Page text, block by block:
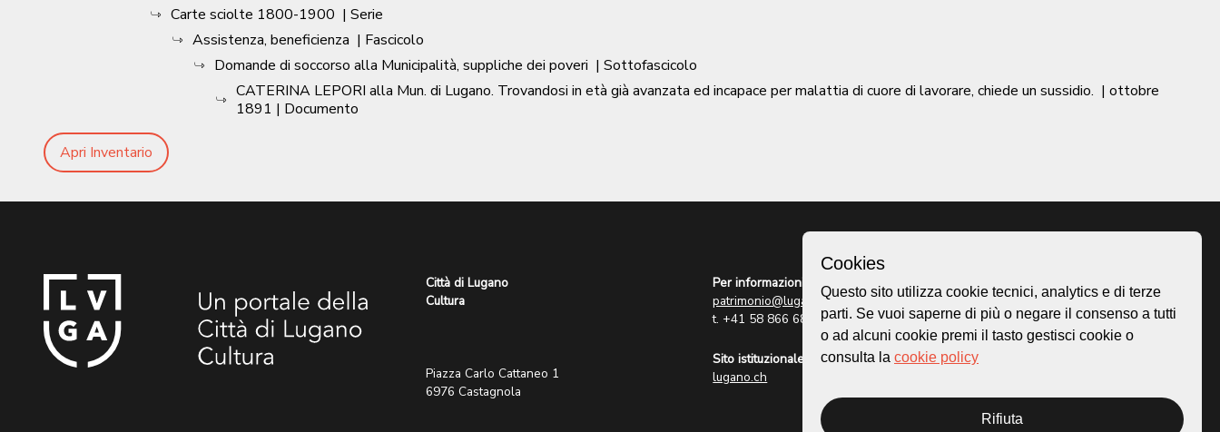
Carte sciolte 1800-1900 | Serie
Assistenza, beneficienza | Fascicolo
Domande di soccorso alla Municipalità, suppliche dei poveri | Sottofascicolo
CATERINA LEPORI alla Mun. di Lugano. Trovandosi in età già avanzata ed incapace per malattia di cuore di lavorare, chiede un sussidio. | ottobre
1891 | Documento
Apri Inventario
Città di Lugano
Cultura
Piazza Carlo Cattaneo 1
6976 Castagnola
Per informazioni:
patrimonio@lugano.ch
t. +41 58 866 68 50
Sito istituzionale:
lugano.ch
Homepage
Mappa
Storie
Cookies
Questo sito utilizza cookie tecnici, analytics e di terze
parti. Se vuoi saperne di più o negare il consenso a tutti
o ad alcuni cookie premi il tasto gestisci cookie o
consulta la cookie policy
Rifiuta